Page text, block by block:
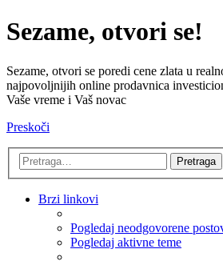
Sezame, otvori se!
Sezame, otvori se poredi cene zlata u
najpovoljnijih online prodavnica
Vaše vreme i Vaš novac
Preskoči
Pretraga
Brzi linkovi
Pogledaj neodgovorene
Pogledaj aktivne teme